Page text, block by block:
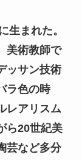
生まれた。
美術教師で
ッサン技術
ラ色の時
レアリスム
ら20世紀美
芸など多分